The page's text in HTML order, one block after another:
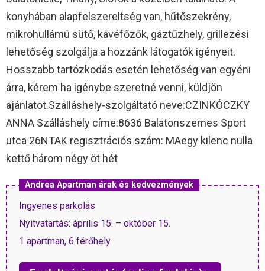
konyhában alapfelszereltség van, hűtőszekrény,
mikrohullámú sütő, kávéfőzők, gáztűzhely, grillezési
lehetőség szolgálja a hozzánk látogatók igényeit.
Hosszabb tartózkodás esetén lehetőség van egyéni
árra, kérem ha igénybe szeretné venni, küldjön
ajánlatot.Szálláshely-szolgáltató neve:CZINKÓCZKY
ANNA Szálláshely címe:8636 Balatonszemes Sport
utca 26NTAK regisztrációs szám: MAegy kilenc nulla
kettő három négy öt hét
Andrea Apartman árak és kedvezmények
Ingyenes parkolás
Nyitvatartás: április 15. – október 15.
1 apartman, 6 férőhely